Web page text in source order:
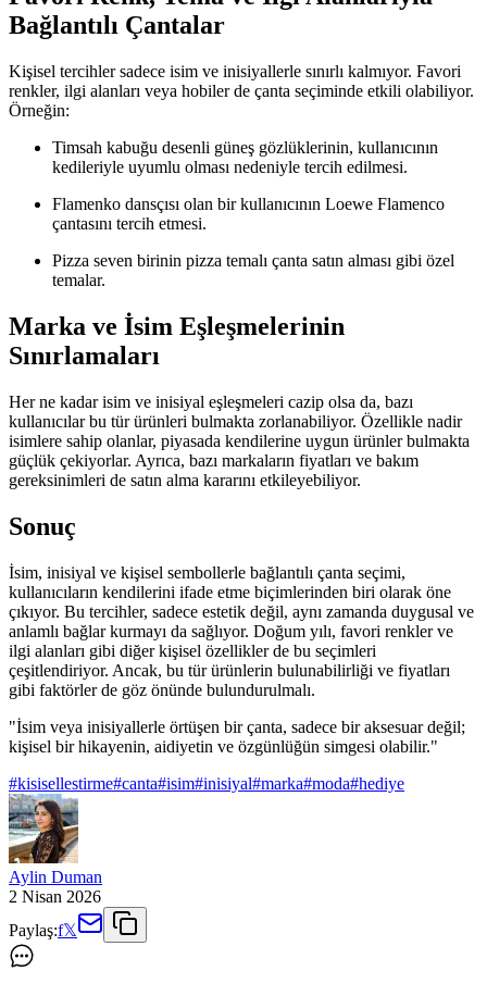
Bağlantılı Çantalar
Kişisel tercihler sadece isim ve inisiyallerle sınırlı kalmıyor. Favori
renkler, ilgi alanları veya hobiler de çanta seçiminde etkili olabiliyor.
Örneğin:
Timsah kabuğu desenli güneş gözlüklerinin, kullanıcının
kedileriyle uyumlu olması nedeniyle tercih edilmesi.
Flamenko dansçısı olan bir kullanıcının Loewe Flamenco
çantasını tercih etmesi.
Pizza seven birinin pizza temalı çanta satın alması gibi özel
temalar.
Marka ve İsim Eşleşmelerinin
Sınırlamaları
Her ne kadar isim ve inisiyal eşleşmeleri cazip olsa da, bazı
kullanıcılar bu tür ürünleri bulmakta zorlanabiliyor. Özellikle nadir
isimlere sahip olanlar, piyasada kendilerine uygun ürünler bulmakta
güçlük çekiyorlar. Ayrıca, bazı markaların fiyatları ve bakım
gereksinimleri de satın alma kararını etkileyebiliyor.
Sonuç
İsim, inisiyal ve kişisel sembollerle bağlantılı çanta seçimi,
kullanıcıların kendilerini ifade etme biçimlerinden biri olarak öne
çıkıyor. Bu tercihler, sadece estetik değil, aynı zamanda duygusal ve
anlamlı bağlar kurmayı da sağlıyor. Doğum yılı, favori renkler ve
ilgi alanları gibi diğer kişisel özellikler de bu seçimleri
çeşitlendiriyor. Ancak, bu tür ürünlerin bulunabilirliği ve fiyatları
gibi faktörler de göz önünde bulundurulmalı.
"İsim veya inisiyallerle örtüşen bir çanta, sadece bir aksesuar değil;
kişisel bir hikayenin, aidiyetin ve özgünlüğün simgesi olabilir."
#kisisellestirme#canta#isim#inisiyal#marka#moda#hediye
Aylin Duman
2 Nisan 2026
Paylaş:f𝕏